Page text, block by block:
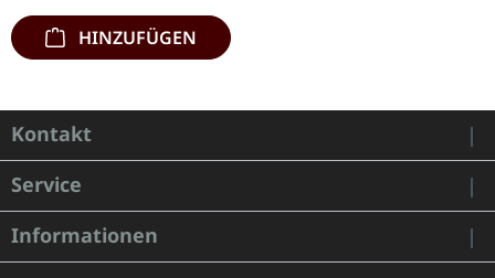
HINZUFÜGEN
Kontakt
Service
Informationen